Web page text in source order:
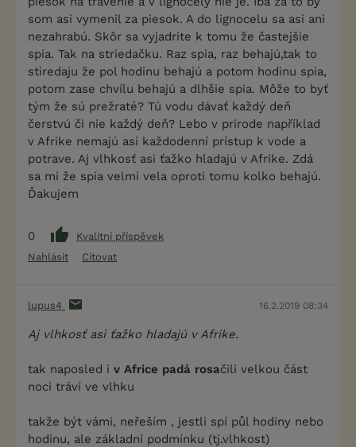
som asi vymenil za piesok. A do lignocelu sa asi ani
nezahrabú. Skôr sa vyjadrite k tomu že častejšie
spia. Tak na striedačku. Raz spia, raz behajú,tak to
stiredaju že pol hodinu behajú a potom hodinu spia,
potom zase chvílu behajú a dlhšie spia. Môže to byť
tým že sú prežraté? Tú vodu dávať každý deň
čerstvú či nie každý deň? Lebo v prirode například
v Afrike nemajú asi každodenní prístup k vode a
potrave. Aj vlhkosť asi ťažko hladajú v Afrike. Zdá
sa mi že spia velmi vela oproti tomu kolko behajú.
Ďakujem
0
Kvalitní příspěvek
Nahlásit
Citovat
lupus4 16.2.2019 08:34
Aj vlhkosť asi ťažko hladajú v Afrike.
tak naposled i v Africe padá rosačili velkou část
noci tráví ve vlhku
takže být vámi, neřeším , jestli spí půl hodiny nebo
hodinu, ale základní podmínku (tj.vlhkost)